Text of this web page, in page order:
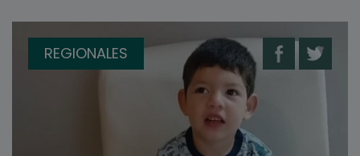
REGIONALES